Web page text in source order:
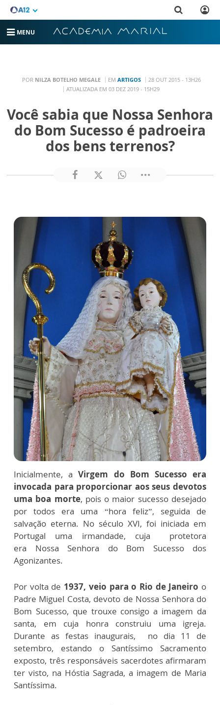
MENU
POR NILZA BOTELHO MEGALE EM ARTIGOS
28 OUT 2015 - 13H26
ATUALIZADA EM 03 DEZ 2019 - 15H29
Você sabia que Nossa Senhora
do Bom Sucesso é padroeira
dos bens terrenos?
Inicialmente, aVirgem do Bom Sucesso era
invocada para proporcionar aos seus devotos
uma boa morte, pois o maior sucesso desejado
por todos era uma “hora feliz”, seguida de
salvação eterna. No século XVI, foi iniciada em
Portugal uma irmandade, cuja protetora
era Nossa Senhora do Bom Sucesso dos
Agonizantes.
Por volta de 1937, veio para o Rio de Janeiro o
Padre Miguel Costa, devoto de Nossa Senhora do
Bom Sucesso, que trouxe consigo a imagem da
santa, em cuja honra construiu uma igreja.
Durante as festas inaugurais, no dia 11 de
setembro, estando o Santíssimo Sacramento
exposto, três responsáveis sacerdotes afirmaram
ter visto, na Hóstia Sagrada, a imagem de Maria
Santíssima.